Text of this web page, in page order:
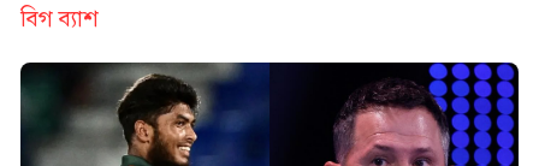
বিগ ব্যাশ